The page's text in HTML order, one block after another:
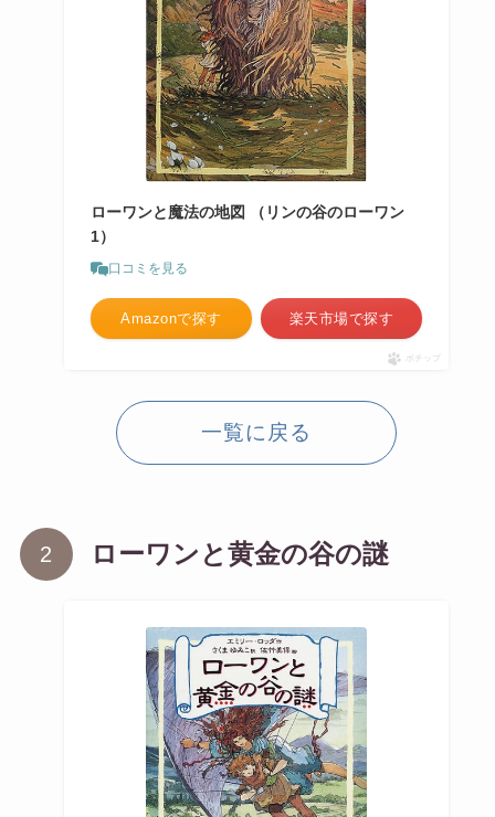
ローワンと魔法の地図 （リンの谷のローワン
1）
口コミを見る
Amazonで探す 楽天市場で探す
ポチップ
一覧に戻る
ローワンと黄金の谷の謎